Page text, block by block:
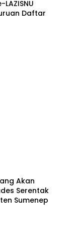
Daftar
Akan
Serentak
Sumenep